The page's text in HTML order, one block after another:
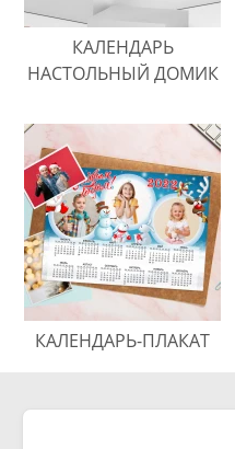
КАЛЕНДАРЬ
НАСТОЛЬНЫЙ ДОМИК
КАЛЕНДАРЬ-ПЛАКАТ